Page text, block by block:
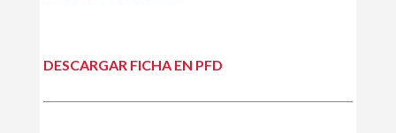
DESCARGAR FICHA EN PFD